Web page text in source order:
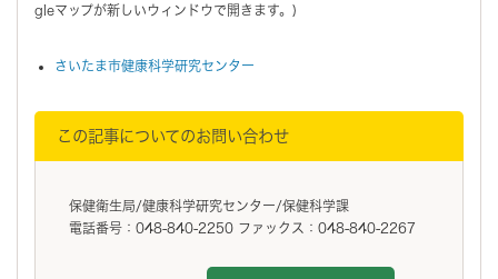
gleマップが新しいウィンドウで開きます。)
さいたま市健康科学研究センター
この記事についてのお問い合わせ
保健衛生局/健康科学研究センター/保健科学課
電話番号：048-840-2250 ファックス：048-840-2267